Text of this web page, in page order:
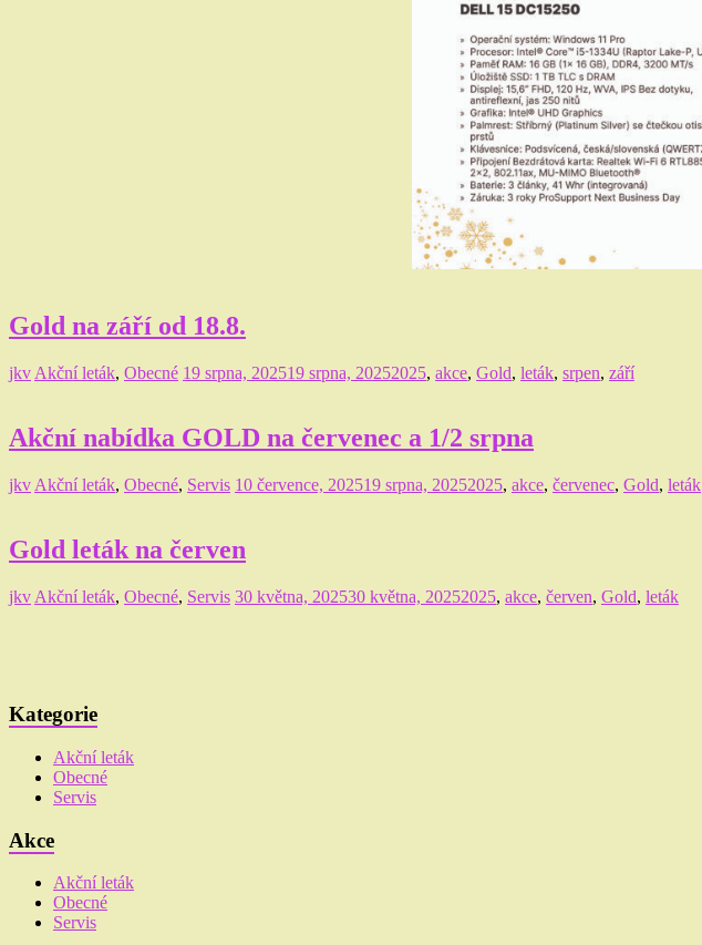
Gold na září od 18.8.
jkv Akční leták, Obecné 19 srpna, 202519 srpna, 20252025, akce, Gold, leták, srpen, září
Akční nabídka GOLD na červenec a 1/2 srpna
jkv Akční leták, Obecné, Servis 10 července, 202519 srpna, 20252025, akce, červenec, Gold, leták
Gold leták na červen
jkv Akční leták, Obecné, Servis 30 května, 202530 května, 20252025, akce, červen, Gold, leták
Kategorie
Akční leták
Obecné
Servis
Akce
Akční leták
Obecné
Servis